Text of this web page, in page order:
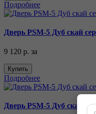
Подробнее
Дверь PSM-5 Дуб скай
9 120 р. за
Купить
Подробнее
Дверь PSM-5 Дуб скай